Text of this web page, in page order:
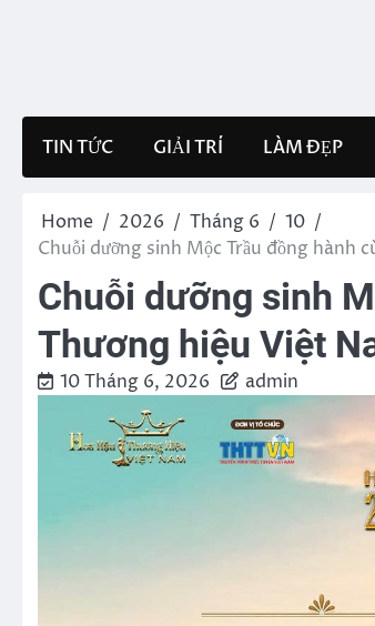
TIN TỨC GIẢI TRÍ LÀM ĐẸP
Home 2026 Tháng 6
10
Chuỗi dưỡng sinh Mộc Trầu đồng hành
Chuỗi dưỡng sinh
Thương hiệu Việt
10 Tháng 6, 2026 admin